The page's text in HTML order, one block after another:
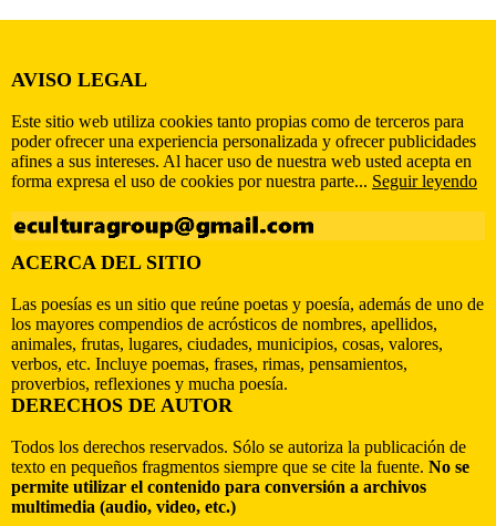
AVISO LEGAL
Este sitio web utiliza cookies tanto propias como de terceros para
poder ofrecer una experiencia personalizada y ofrecer publicidades
afines a sus intereses. Al hacer uso de nuestra web usted acepta en
forma expresa el uso de cookies por nuestra parte... Seguir leyendo
ACERCA DEL SITIO
Las poesías es un sitio que reúne poetas y poesía, además de uno de
los mayores compendios de acrósticos de nombres, apellidos,
animales, frutas, lugares, ciudades, municipios, cosas, valores,
verbos, etc. Incluye poemas, frases, rimas, pensamientos,
proverbios, reflexiones y mucha poesía.
DERECHOS DE AUTOR
Todos los derechos reservados. Sólo se autoriza la publicación de
texto en pequeños fragmentos siempre que se cite la fuente. No se
permite utilizar el contenido para conversión a archivos
multimedia (audio, video, etc.)